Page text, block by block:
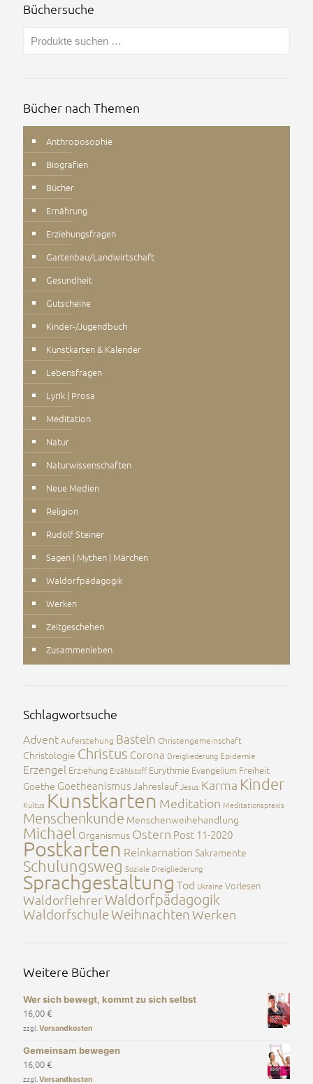
Büchersuche
Bücher nach Themen
Anthroposophie
Biografien
Bücher
Ernährung
Erziehungsfragen
Gartenbau/Landwirtschaft
Gesundheit
Gutscheine
Kinder-/Jugendbuch
Kunstkarten & Kalender
Lebensfragen
Lyrik | Prosa
Meditation
Natur
Naturwissenschaften
Neue Medien
Religion
Rudolf Steiner
Sagen | Mythen | Märchen
Waldorfpädagogik
Werken
Zeitgeschehen
Zusammenleben
Schlagwortsuche
AdventAuferstehung Basteln Christengemeinschaft
Christologie Christus Corona Dreigliederung Epidemie
Erzengel Erziehung Erzählstoff Eurythmie Evangelium Freiheit
Goethe GoetheanismusJahreslaufJesus Karma Kinder
Kultus Kunstkarten Meditation Meditationspraxis
Menschenkunde Menschenweihehandlung
Michael Organismus Ostern Post 11-2020
Postkarten Reinkarnation Sakramente
Schulungsweg Soziale Dreigliederung
Sprachgestaltung Tod UkraineVorlesen
WaldorflehrerWaldorfpädagogik
WaldorfschuleWeihnachtenWerken
Weitere Bücher
Wer sich bewegt, kommt zu sich selbst
16,00€
zzgl.Versandkosten
Gemeinsam bewegen
16,00€
zzgl. Versandkosten